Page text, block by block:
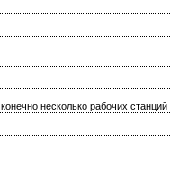
несколько рабочих станций